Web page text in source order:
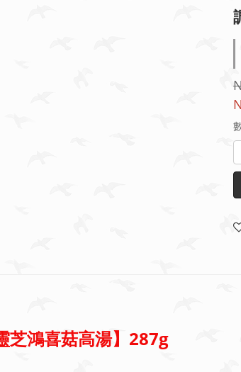
芝鴻喜菇高湯】287g